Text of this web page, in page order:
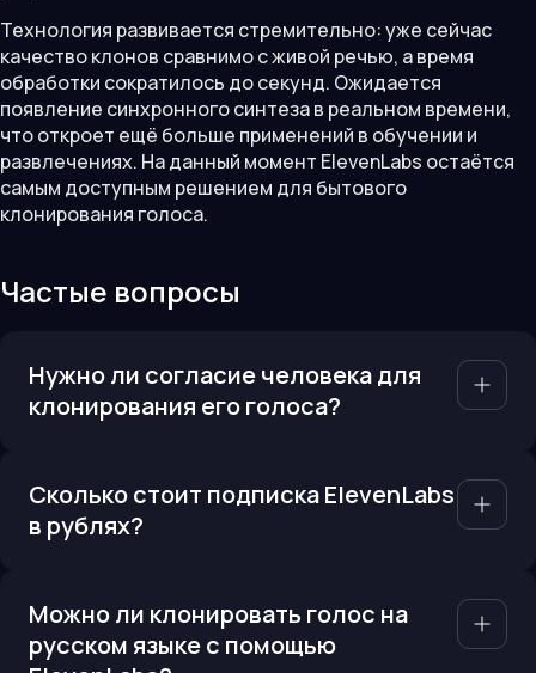
Технология развивается стремительно: уже сейчас
качество клонов сравнимо с живой речью, а время
обработки сократилось до секунд. Ожидается
появление синхронного синтеза в реальном времени,
что откроет ещё больше применений в обучении и
развлечениях. На данный момент ElevenLabs остаётся
самым доступным решением для бытового
клонирования голоса.
Частые вопросы
Нужно ли согласие человека для
клонирования его голоса?
Сколько стоит подписка ElevenLabs
в рублях?
Можно ли клонировать голос на
русском языке с помощью